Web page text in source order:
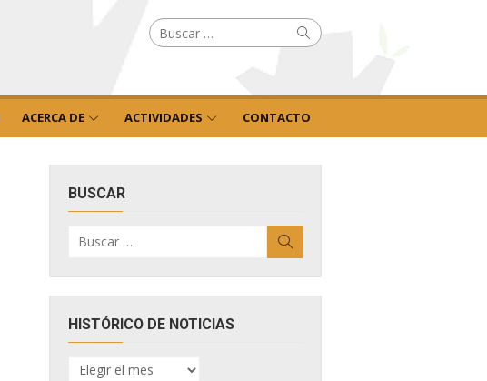
Buscar
por: Buscar
ACERCA DE ACTIVIDADES CONTACTO
BUSCAR
por:
HISTÓRICO DE NOTICIAS
HISTÓRICO
DE